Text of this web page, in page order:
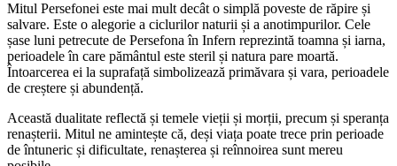
Mitul Persefonei este mai mult decât o simplă poveste de răpire și
salvare. Este o alegorie a ciclurilor naturii și a anotimpurilor. Cele
șase luni petrecute de Persefona în Infern reprezintă toamna și iarna,
perioadele în care pământul este steril și natura pare moartă.
Întoarcerea ei la suprafață simbolizează primăvara și vara, perioadele
de creștere și abundență.
Această dualitate reflectă și temele vieții și morții, precum și speranța
renașterii. Mitul ne amintește că, deși viața poate trece prin perioade
de întuneric și dificultate, renașterea și reînnoirea sunt mereu